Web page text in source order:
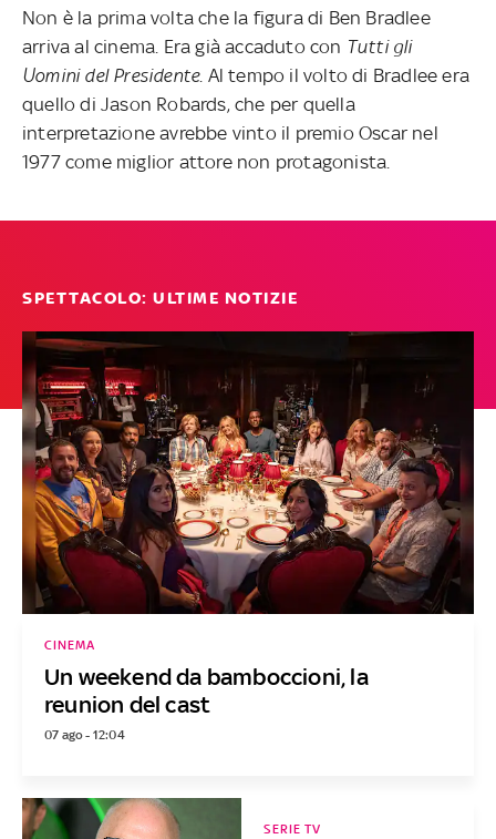
Non è la prima volta che la figura di Ben Bradlee
arriva al cinema. Era già accaduto con Tutti gli
Uomini del Presidente. Al tempo il volto di Bradlee era
quello di Jason Robards, che per quella
interpretazione avrebbe vinto il premio Oscar nel
1977 come miglior attore non protagonista.
SPETTACOLO: ULTIME NOTIZIE
Un weekend da bamboccioni, la
reunion del cast
CINEMA
07 ago - 12:04
SERIE TV